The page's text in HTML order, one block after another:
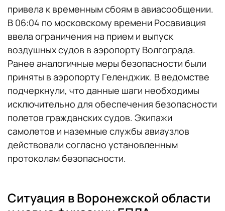
привела к временным сбоям в авиасообщении.
В 06:04 по московскому времени Росавиация
ввела ограничения на прием и выпуск
воздушных судов в аэропорту Волгограда.
Ранее аналогичные меры безопасности были
приняты в аэропорту Геленджик. В ведомстве
подчеркнули, что данные шаги необходимы
исключительно для обеспечения безопасности
полетов гражданских судов. Экипажи
самолетов и наземные службы авиаузлов
действовали согласно установленным
протоколам безопасности.
Ситуация в Воронежской области